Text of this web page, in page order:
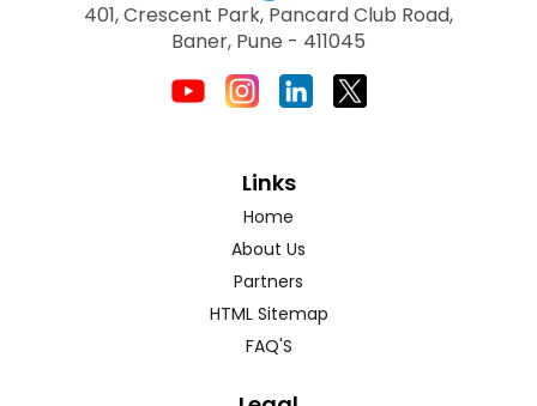
401, Crescent Park, Pancard Club Road,
Baner, Pune - 411045
Links
Home
About Us
Partners
HTML Sitemap
FAQ'S